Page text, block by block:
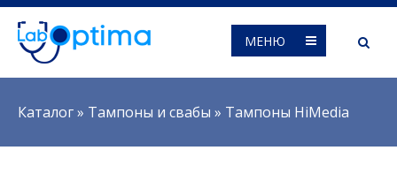
МЕНЮ
Вы здесь
Каталог» Тампоны и свабы » Тампоны HiMedia